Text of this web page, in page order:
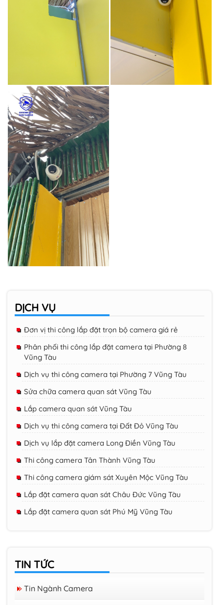
DỊCH VỤ
Đơn vị thi công lắp đặt trọn bộ camera giá rẻ
Phân phối thi công lắp đặt camera tại Phường 8
Vũng Tàu
Dịch vụ thi công camera tại Phường 7 Vũng Tàu
Sửa chữa camera quan sát Vũng Tàu
Lắp camera quan sát Vũng Tàu
Dịch vụ thi công camera tại Đất Đỏ Vũng Tàu
Dịch vụ lắp đặt camera Long Điền Vũng Tàu
Thi công camera Tân Thành Vũng Tàu
Thi công camera giám sát Xuyên Mộc Vũng Tàu
Lắp đặt camera quan sát Châu Đức Vũng Tàu
Lắp đặt camera quan sát Phú Mỹ Vũng Tàu
TIN TỨC
Tin Ngành Camera